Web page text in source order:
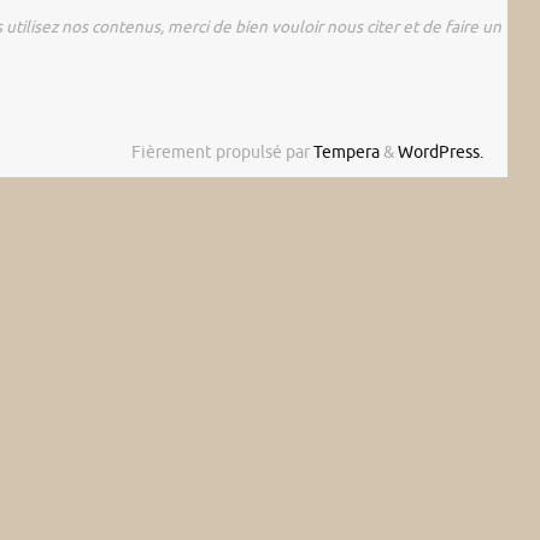
nos contenus, merci de bien vouloir nous citer et de faire un
Fièrement propulsé parTempera&WordPress.